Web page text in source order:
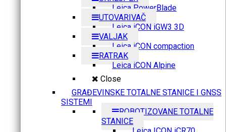
Leica PowerBlade
UTOVARIVAČ
Leica iCON iGW3 3D
VALJAK
Leica iCON compaction
RATRAK
Leica iCON Alpine
Close
GRAĐEVINSKE TOTALNE STANICE I GNSS
SISTEMI
ROBOTIZOVANE TOTALNE
STANICE